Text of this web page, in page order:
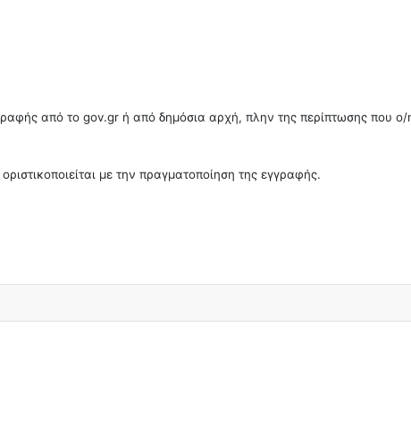
από το gov.gr ή από δημόσια αρχή, πλην της περίπτωσης που
με την πραγματοποίηση της εγγραφής.